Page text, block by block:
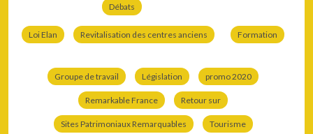
Débats
Loi Elan Revitalisation des centres anciens Formation
Groupe de travail Législation promo 2020
Remarkable France Retour sur
Sites Patrimoniaux Remarquables Tourisme